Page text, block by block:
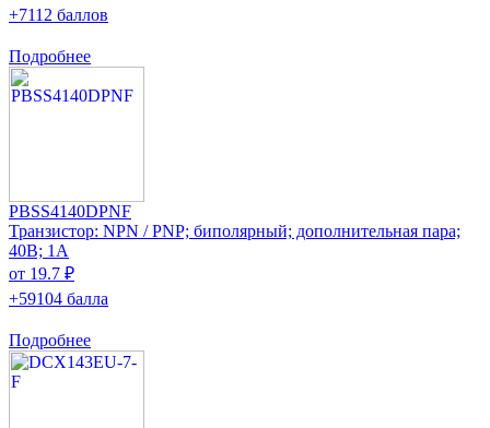
+7112 баллов
Подробнее
PBSS4140DPNF
Транзистор: NPN / PNP; биполярный; дополнительная пара;
40В; 1А
от 19.7 ₽
+59104 балла
Подробнее